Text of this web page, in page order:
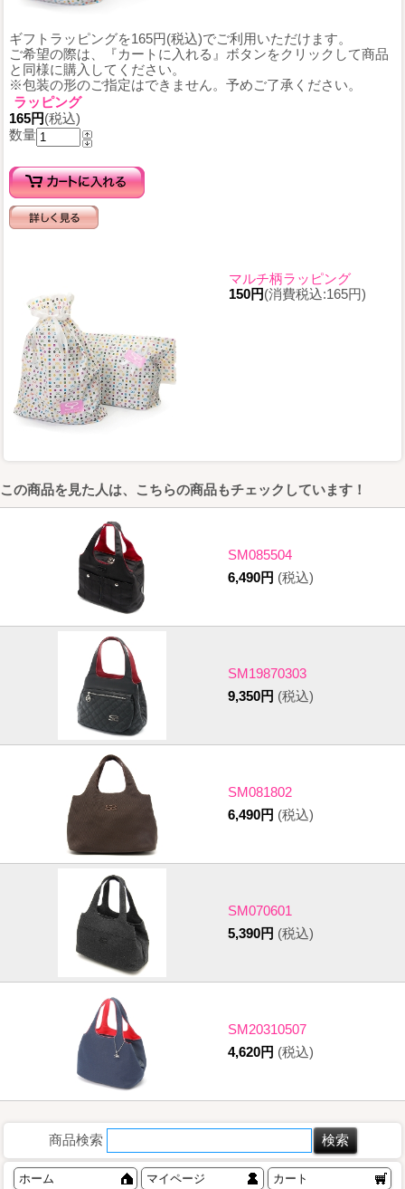
ギフトラッピングを165円(税込)でご利用いただけます。
ご希望の際は、『カートに入れる』ボタンをクリックして商品
と同様に購入してください。
※包装の形のご指定はできません。予めご了承ください。
ラッピング
165円(税込)
数量
マルチ柄ラッピング
150円(消費税込:165円)
この商品を見た人は、こちらの商品もチェックしています！
SM085504
6,490円 (税込)
SM19870303
9,350円 (税込)
SM081802
6,490円 (税込)
SM070601
5,390円 (税込)
SM20310507
4,620円 (税込)
商品検索
ホーム マイページ カート